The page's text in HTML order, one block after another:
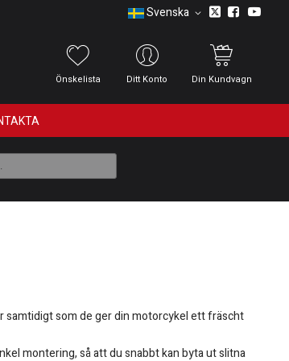
Svenska
Önskelista Ditt Konto Din Kundvagn
samtidigt som de ger din motorcykel ett fräscht
montering, så att du snabbt kan byta ut slitna